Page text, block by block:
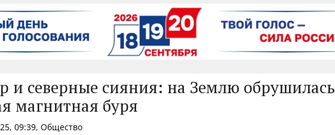
и северные сияния: на Землю обрушилась
магнитная буря
09:39, Общество